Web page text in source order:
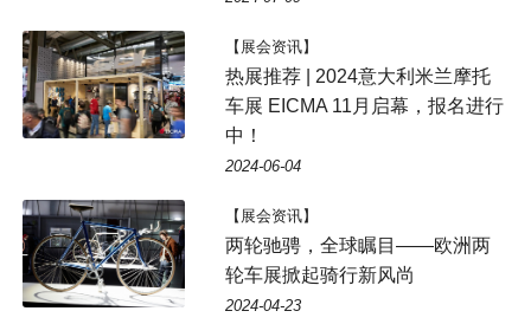
【展会资讯】
热展推荐 | 2024意大利米兰摩托
车展 EICMA 11月启幕，报名进行
中！
2024-06-04
【展会资讯】
两轮驰骋，全球瞩目——欧洲两
轮车展掀起骑行新风尚
2024-04-23